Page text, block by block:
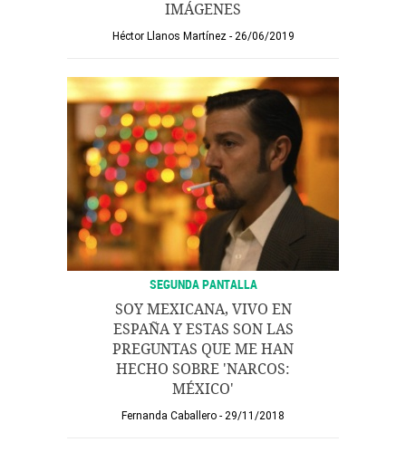
IMÁGENES
Héctor Llanos Martínez 26/06/2019
SEGUNDA PANTALLA
SOY MEXICANA, VIVO EN
ESPAÑA Y ESTAS SON LAS
PREGUNTAS QUE ME HAN
HECHO SOBRE 'NARCOS:
MÉXICO'
Fernanda Caballero 29/11/2018